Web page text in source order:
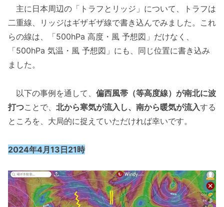
主に日本周辺の「トラフとリッジ」について、トラフは
二重線、リッジはギザギザ線で書き込んでみました。これ
らの線は、「500hPa 高度・風 予想図」だけなく、
「500hPa 気温・風 予想図」にも、同じ位置に書き込み
ました。
以下の事例を通して、 偏西風帯（等高度線）が南北に波
打つことで、 北から寒気が流入し、南から暖気が流入する
ところを、大局的に捉えていただければ幸いです。
2024年4月13日21時